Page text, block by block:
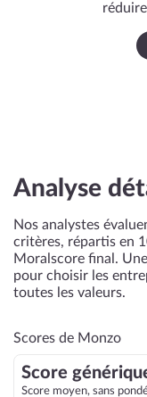
Analyse
Nos analystes
critères, répartis en
Moralscore final.
pour choisir les
toutes les valeurs.
Scores de Monzo
Score
Score moyen, sans